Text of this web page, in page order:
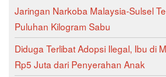
Jaringan Narkoba Malaysia-Sulsel
Puluhan Kilogram Sabu
Diduga Terlibat Adopsi Ilegal, Ibu di
Rp5 Juta dari Penyerahan Anak